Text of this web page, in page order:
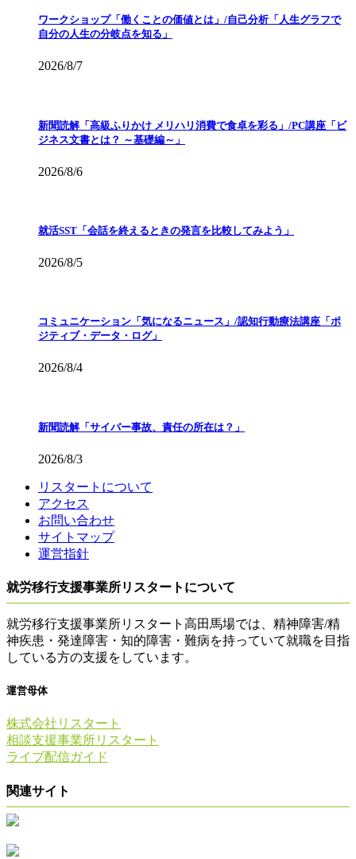
ワークショップ「働くことの価値とは」/自己分析「人生グラフで
自分の人生の分岐点を知る」
2026/8/7
新聞読解「高級ふりかけ メリハリ消費で食卓を彩る」/PC講座「ビ
ジネス文書とは？ ～基礎編～」
2026/8/6
就活SST「会話を終えるときの発言を比較してみよう」
2026/8/5
コミュニケーション「気になるニュース」/認知行動療法講座「ポ
ジティブ・データ・ログ」
2026/8/4
新聞読解「サイバー事故、責任の所在は？」
2026/8/3
リスタートについて
アクセス
お問い合わせ
サイトマップ
運営指針
就労移行支援事業所リスタートについて
就労移行支援事業所リスタート高田馬場では、精神障害/精
神疾患・発達障害・知的障害・難病を持っていて就職を目指
している方の支援をしています。
運営母体
株式会社リスタート
相談支援事業所リスタート
ライブ配信ガイド
関連サイト